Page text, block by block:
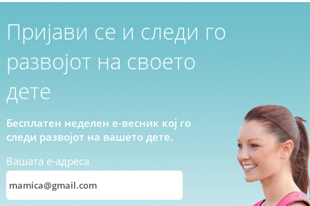
Пријави се и следи го
развојот на своето
дете
Бесплатен неделен е-весник кој го
следи развојот на вашето дете.
Вашата е-адреса